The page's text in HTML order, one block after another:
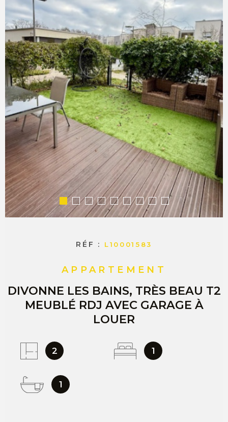
ESTIMER
VENDRE
RÉF : L10001583
APPARTEMENT
DIVONNE LES BAINS, TRÈS BEAU T2
MEUBLÉ RDJ AVEC GARAGE À
LOUER
2 1
1